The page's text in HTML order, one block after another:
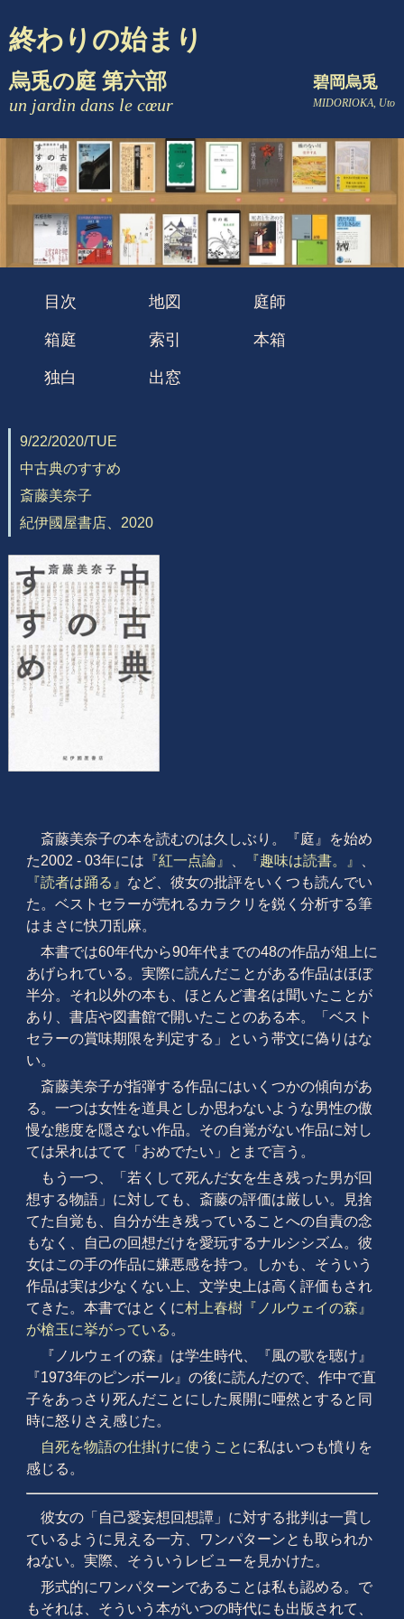
終わりの始まり
烏兎の庭 第六部
un jardin dans le cœur
碧岡烏兎
MIDORIOKA, Uto
目次 地図 庭師
箱庭 索引 本箱
独白 出窓
9/22/2020/TUE
中古典のすすめ
斎藤美奈子
紀伊國屋書店、2020
斎藤美奈子の本を読むのは久しぶり。『庭』を始め
た2002 - 03年には 『紅一点論』 『趣味は読書。』
『読者は踊る』 など、彼女の批評をいくつも読んでい
た。ベストセラーが売れるカラクリを鋭く分析する筆
はまさに快刀乱麻。
本書では60年代から90年代までの48の作品が俎上に
あげられている。実際に読んだことがある作品はほぼ
半分。それ以外の本も、ほとんど書名は聞いたことが
あり、書店や図書館で開いたことのある本。「ベスト
セラーの賞味期限を判定する」という帯文に偽りはな
い。
斎藤美奈子が指弾する作品にはいくつかの傾向があ
る。一つは女性を道具としか思わないような男性の傲
慢な態度を隠さない作品。その自覚がない作品に対し
ては呆れはてて「おめでたい」とまで言う。
もう一つ、「若くして死んだ女を生き残った男が回
想する物語」に対しても、斎藤の評価は厳しい。見捨
てた自覚も、自分が生き残っていることへの自責の念
もなく、自己の回想だけを愛玩するナルシシズム。彼
女はこの手の作品に嫌悪感を持つ。しかも、そういう
作品は実は少なくない上、文学史上は高く評価もされ
てきた。本書ではとくに村上春樹『ノルウェイの森』
が槍玉に挙がっている 。
『ノルウェイの森』は学生時代、『風の歌を聴け』
『1973年のピンボール』の後に読んだので、作中で直
子をあっさり死んだことにした展開に唖然とすると同
時に怒りさえ感じた。
自死を物語の仕掛けに使うこと に私はいつも憤りを
感じる。
彼女の「自己愛妄想回想譚」に対する批判は一貫し
ているように見える一方、ワンパターンとも取られか
ねない。実際、そういうレビューを見かけた。
形式的にワンパターンであることは私も認める。で
もそれは、そういう本がいつの時代にも出版されて、